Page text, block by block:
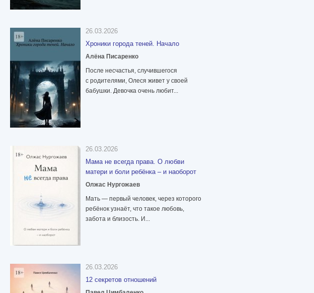
26.03.2026
Хроники города теней. Начало
Алёна Писаренко
После несчастья, случившегося
с родителями, Олеся живет у своей
бабушки. Девочка очень любит...
26.03.2026
Мама не всегда права. О любви
матери и боли ребёнка – и наоборот
Олжас Нургожаев
Мать — первый человек, через которого
ребёнок узнаёт, что такое любовь,
забота и близость. И...
26.03.2026
12 секретов отношений